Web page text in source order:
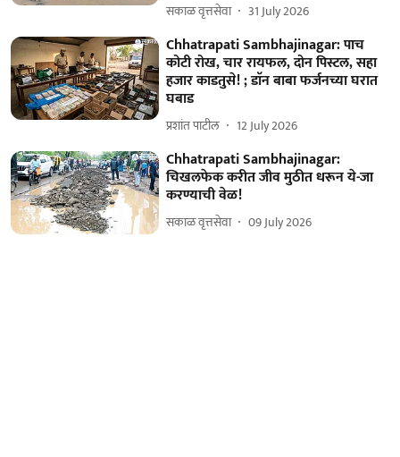
सकाळ वृत्तसेवा 31 July 2026
Chhatrapati Sambhajinagar: पाच
कोटी रोख, चार रायफल, दोन पिस्टल, सहा
हजार काडतुसे! ; डाॅन बाबा फर्जनच्या घरात
घबाड
प्रशांत पाटील 12 July 2026
Chhatrapati Sambhajinagar:
चिखलफेक करीत जीव मुठीत धरून ये-जा
करण्याची वेळ!
सकाळ वृत्तसेवा 09 July 2026